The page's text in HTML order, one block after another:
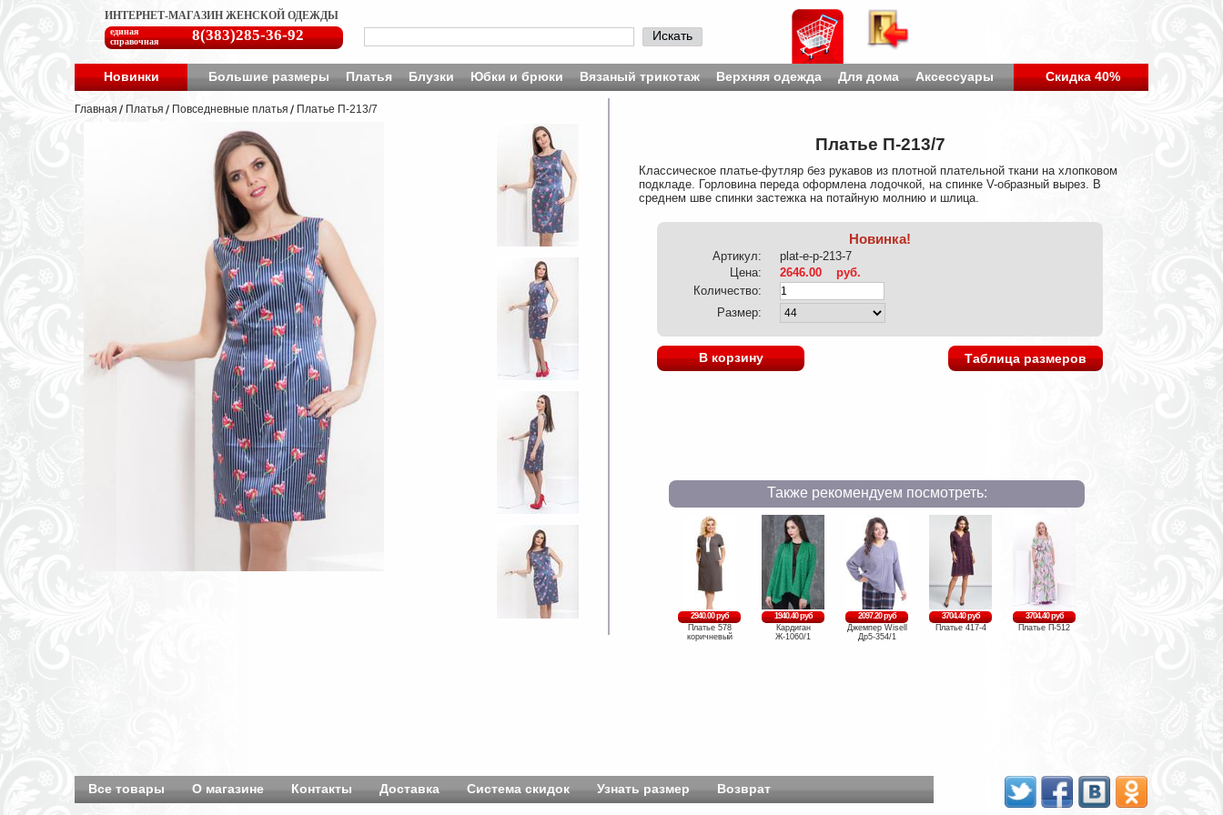
ИНТЕРНЕТ-МАГАЗИН ЖЕНСКОЙ ОДЕЖДЫ
единая
справочная
8(383)285-36-92 Искать
Новинки Большие размеры Платья Блузки Юбки и брюки Вязаный трикотаж Верхняя одежда Для дома Аксессуары Скидка 40%
Главная Платья Повседневные платья Платье П-213/7
Платье П-213/7
Классическое платье-футляр без рукавов из плотной плательной ткани на хлопковом
подкладе. Горловина переда оформлена лодочкой, на спинке V-образный вырез. В
среднем шве спинки застежка на потайную молнию и шлица.
Новинка!
Артикул:
plat-e-p-213-7
Цена:
2646.00
руб.
Количество:
Размер:
В корзину Таблица размеров
Также рекомендуем посмотреть:
2940.00 руб
Платье 578
коричневый
1940.40 руб
Кардиган
Ж-1060/1
2097.20 руб
Джемпер Wisell
Др5-354/1
3704.40 руб
Платье 417-4
3704.40 руб
Платье П-512
Все товары О магазине Контакты Доставка Система скидок Узнать размер Возврат